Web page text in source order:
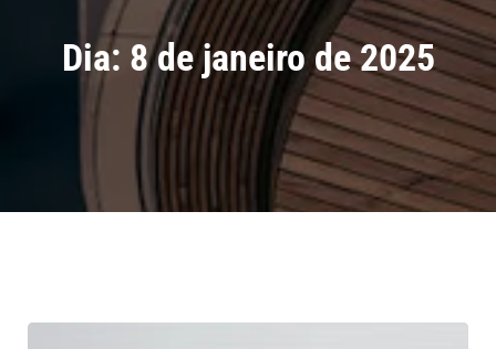
Dia: 8 de janeiro de 2025